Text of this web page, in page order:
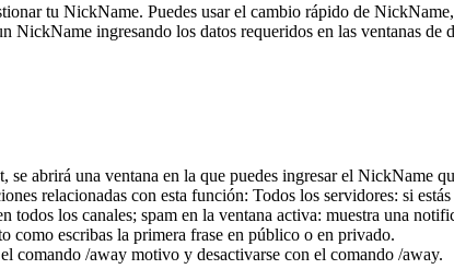
tu NickName. Puedes usar el cambio rápido de
NickName ingresando los datos requeridos en las ventanas
abrirá una ventana en la que puedes ingresar el NickName
relacionadas con esta función: Todos los servidores: si
todos los canales; spam en la ventana activa: muestra una
como escribas la primera frase en público o en privado.
comando /away motivo y desactivarse con el comando /away.